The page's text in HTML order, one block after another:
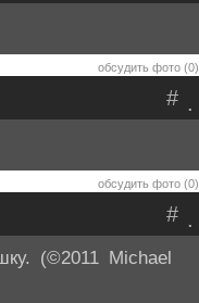
обсудить фото (0)
.
#
обсудить фото (0)
.
#
(©2011 Michael